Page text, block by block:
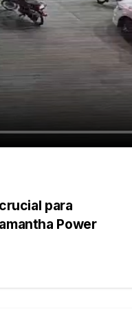
para
Power